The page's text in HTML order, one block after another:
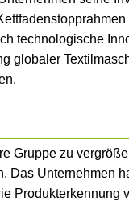
technologische
globaler
Gruppe zu
Das Unternehmen
Produkterkennung